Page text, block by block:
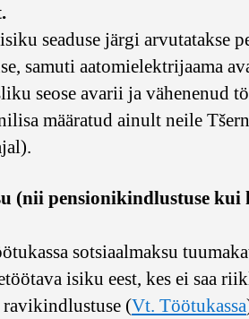
seaduse järgi arvutatakse
samuti aatomielektrijaama
seose avarii ja
määratud ainult neile
(nii pensionikindlustuse
sotsiaalmaksu
isiku eest, kes ei saa
ravikindlustuse (Vt. Töötukassa